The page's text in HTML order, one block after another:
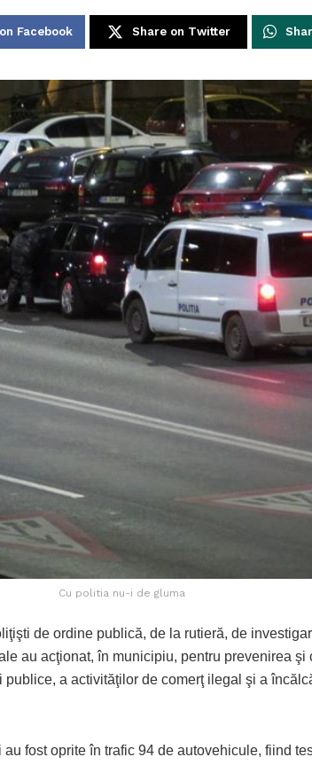
Facebook Share on Twitter
Cu politia nu-i de gluma
de ordine publică, de la rutieră, de
au acţionat, în municipiu, pentru prevenirea şi
a activităţilor de comerţ ilegal şi a
fost oprite în trafic 94 de autovehicule, fiind